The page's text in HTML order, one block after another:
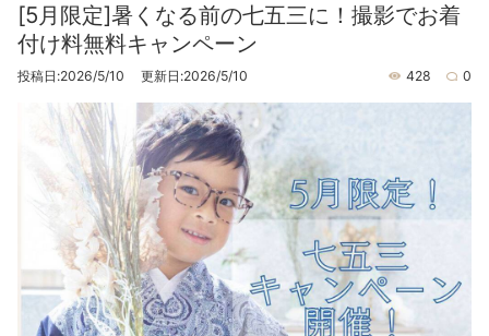
[5月限定]暑くなる前の七五三に！撮影でお着
付け料無料キャンペーン
投稿日:2026/5/10 更新日:2026/5/10 428 0